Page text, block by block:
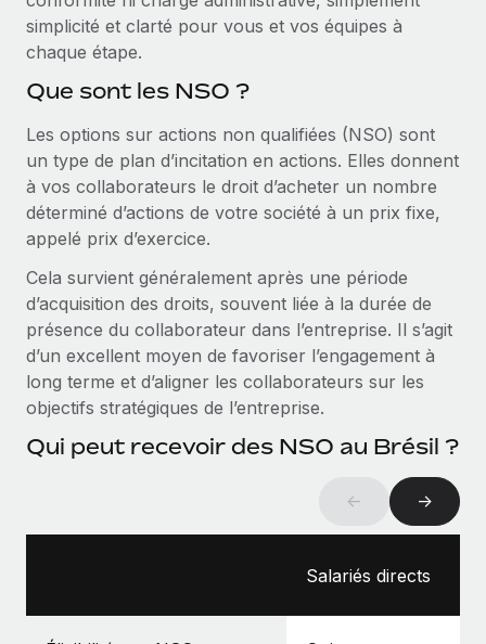
Remote Watchtower
Gardez un temps d’avance sur les risques en
matière de conformité
Achetez et suivez vos équipements informatiques
dans le monde entier
Création d’entité
Établissez des entités rapidement et en toute
Mobilité et déménagement international
Organisez facilement le déménagement de vos
employés
Avantages sociaux
Gérez facilement les avantages sociaux
Paie multipays
EOR et PEO
Gestion des freelances
Taxes
Explorer le blog
BLOG
Mises à jour des produits de Remote :
Intégrations Gusto et Xero et Gestion des
freelances Plus
toute taille à embaucher, gérer et payer...
Comment Phiture gère ses 55 employés
simplicité et clarté pour vous et vos équipes à
chaque étape.
Que sont les NSO ?
Les options sur actions non qualifiées (NSO) sont
un type de plan d’incitation en actions. Elles donnent
à vos collaborateurs le droit d’acheter un nombre
déterminé d’actions de votre société à un prix fixe,
appelé prix d’exercice.
Cela survient généralement après une période
d’acquisition des droits, souvent liée à la durée de
présence du collaborateur dans l’entreprise. Il s’agit
d’un excellent moyen de favoriser l’engagement à
long terme et d’aligner les collaborateurs sur les
objectifs stratégiques de l’entreprise.
Qui peut recevoir des NSO au Brésil ?
← →
Salariés directs